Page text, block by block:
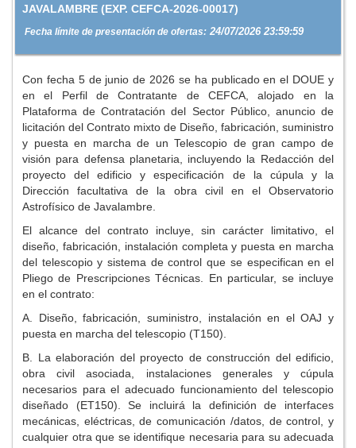
JAVALAMBRE (EXP. CEFCA-2026-00017)
Fecha límite de presentación de ofertas: 24/07/2026 23:59:59
Con fecha 5 de junio de 2026 se ha publicado en el DOUE y
en el Perfil de Contratante de CEFCA, alojado en la
Plataforma de Contratación del Sector Público, anuncio de
licitación del Contrato mixto de Diseño, fabricación, suministro
y puesta en marcha de un Telescopio de gran campo de
visión para defensa planetaria, incluyendo la Redacción del
proyecto del edificio y especificación de la cúpula y la
Dirección facultativa de la obra civil en el Observatorio
Astrofísico de Javalambre.
El alcance del contrato incluye, sin carácter limitativo, el
diseño, fabricación, instalación completa y puesta en marcha
del telescopio y sistema de control que se especifican en el
Pliego de Prescripciones Técnicas. En particular, se incluye
en el contrato:
A. Diseño, fabricación, suministro, instalación en el OAJ y
puesta en marcha del telescopio (T150).
B. La elaboración del proyecto de construcción del edificio,
obra civil asociada, instalaciones generales y cúpula
necesarios para el adecuado funcionamiento del telescopio
diseñado (ET150). Se incluirá la definición de interfaces
mecánicas, eléctricas, de comunicación /datos, de control, y
cualquier otra que se identifique necesaria para su adecuada